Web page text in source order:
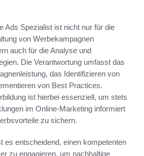
Ads Spezialist ist nicht nur für die
von Werbekampagnen
auch für die Analyse und
Die Verantwortung umfasst das
das Identifizieren von
von Best Practices.
ist hierbei essenziell, um stets
im Online-Marketing informiert
zu sichern.
es entscheidend, einen kompetenten
zu engagieren, um nachhaltige